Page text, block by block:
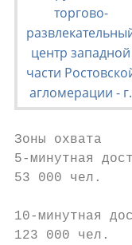
Зоны охвата
5-минутная
53 000 чел.
10-минутная
123 000 чел.